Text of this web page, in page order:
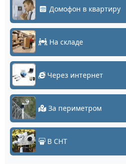
Домофон в квартиру
На складе
Через интернет
За периметром
В СНТ